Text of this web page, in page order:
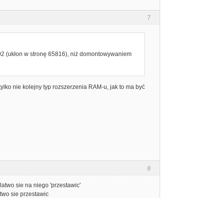
7
(ukłon w stronę 65816), niż domontowywaniem
nie kolejny typ rozszerzenia RAM-u, jak to ma być
8
sie na niego 'przestawic'
sie przestawic